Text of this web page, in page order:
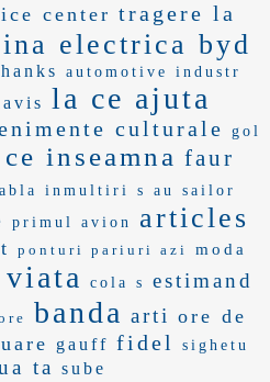
center tragere la
electrica byd
automotive industr
la ce ajuta
culturale
gol
ce inseamna faur
inmultiri s au sailor
primul avion articles
ponturi pariuri azi
moda
cola s estimand
banda arti ore de
gauff fidel sighetu
ta sube